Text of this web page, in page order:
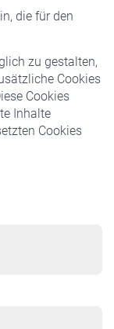
die für den
zu gestalten,
Cookies
Cookies
Inhalte
Cookies